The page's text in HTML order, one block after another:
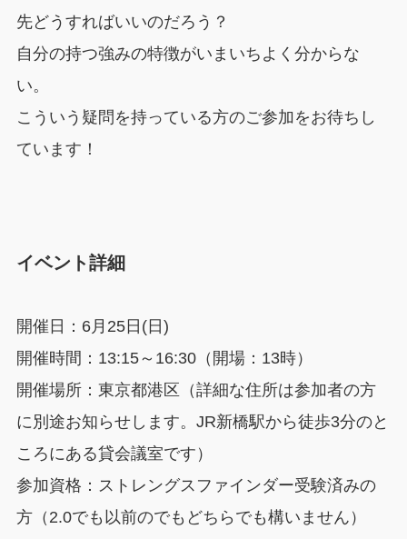
先どうすればいいのだろう？
自分の持つ強みの特徴がいまいちよく分からな
い。
こういう疑問を持っている方のご参加をお待ちし
ています！
イベント詳細
開催日：6月25日(日)
開催時間：13:15～16:30（開場：13時）
開催場所：東京都港区（詳細な住所は参加者の方
に別途お知らせします。JR新橋駅から徒歩3分のと
ころにある貸会議室です）
参加資格：ストレングスファインダー受験済みの
方（2.0でも以前のでもどちらでも構いません）